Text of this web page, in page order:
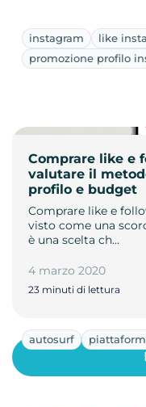
instagram like
promozione profilo
Comprare like e
valutare il
profilo e budget
Comprare like e
visto come una
è una scelta ch…
4 marzo 2020
23 minuti di lettura
autosurf